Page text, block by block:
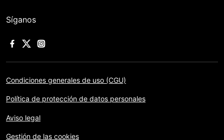
Síganos
Condiciones generales de uso (CGU)
Política de protección de datos personales
Aviso legal
Gestión de las cookies